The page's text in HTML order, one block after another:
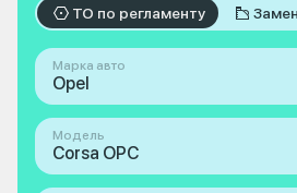
ТО по регламенту
Марка авто
Opel
Модель
Corsa OPC